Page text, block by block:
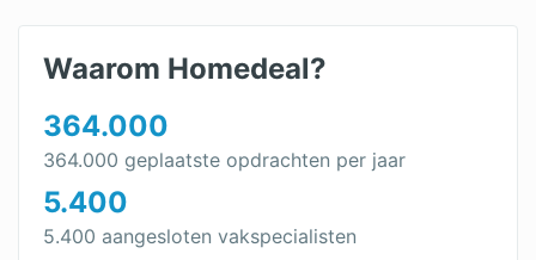
Leien dak
Daklekkage opsporen
Dakbedekking plat dak
Dakpannen kopen
Waarom Homedeal?
364.000
364.000 geplaatste opdrachten per jaar
5.400
5.400 aangesloten vakspecialisten